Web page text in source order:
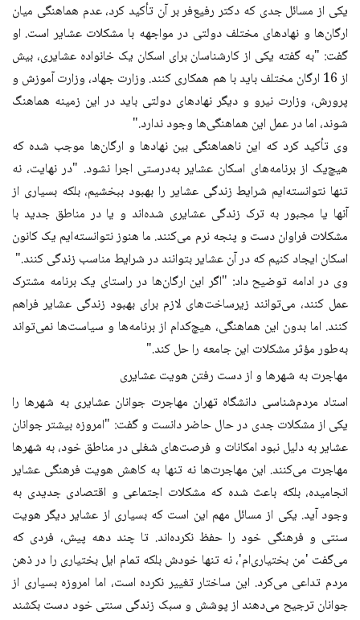
یکی از مسائل جدی که دکتر رفیع‌فر بر آن تأکید کرد، عدم هماهنگی میان
ارگان‌ها و نهادهای مختلف دولتی در مواجهه با مشکلات عشایر است. او
گفت: "به گفته یکی از کارشناسان برای اسکان یک خانواده عشایری، بیش
از 16 ارگان مختلف باید با هم همکاری کنند. وزارت جهاد، وزارت آموزش و
پرورش، وزارت نیرو و دیگر نهادهای دولتی باید در این زمینه هماهنگ
شوند، اما در عمل این هماهنگی‌ها وجود ندارد."
وی تأکید کرد که این ناهماهنگی بین نهادها و ارگان‌ها موجب شده که
هیچ‌یک از برنامه‌های اسکان عشایر به‌درستی اجرا نشود. "در نهایت، نه
تنها نتوانسته‌ایم شرایط زندگی عشایر را بهبود ببخشیم، بلکه بسیاری از
آنها یا مجبور به ترک زندگی عشایری شده‌اند و یا در مناطق جدید با
مشکلات فراوان دست و پنجه نرم می‌کنند. ما هنوز نتوانسته‌ایم یک کانون
اسکان ایجاد کنیم که در آن عشایر بتوانند در شرایط مناسب زندگی کنند."
وی در ادامه توضیح داد: "اگر این ارگان‌ها در راستای یک برنامه مشترک
عمل کنند، می‌توانند زیرساخت‌های لازم برای بهبود زندگی عشایر فراهم
کنند. اما بدون این هماهنگی، هیچ‌کدام از برنامه‌ها و سیاست‌ها نمی‌تواند
به‌طور مؤثر مشکلات این جامعه را حل کند."
مهاجرت به شهرها و از دست رفتن هویت عشایری
استاد مردم‌شناسی دانشگاه تهران مهاجرت جوانان عشایری به شهرها را
یکی از مشکلات جدی در حال حاضر دانست و گفت: "امروزه بیشتر جوانان
عشایر به دلیل نبود امکانات و فرصت‌های شغلی در مناطق خود، به شهرها
مهاجرت می‌کنند. این مهاجرت‌ها نه تنها به کاهش هویت فرهنگی عشایر
انجامیده، بلکه باعث شده که مشکلات اجتماعی و اقتصادی جدیدی به
وجود آید. یکی از مسائل مهم این است که بسیاری از عشایر دیگر هویت
سنتی و فرهنگی خود را حفظ نکرده‌اند. تا چند دهه پیش، فردی که
می‌گفت 'من بختیاری‌ام'، نه تنها خودش بلکه تمام ایل بختیاری را در ذهن
مردم تداعی می‌کرد. این ساختار تغییر نکرده است، اما امروزه بسیاری از
جوانان ترجیح می‌دهند از پوشش و سبک زندگی سنتی خود دست بکشند